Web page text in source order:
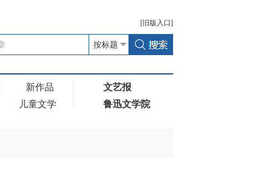
[ 旧版 入口]
新作品
儿童文学
文艺报
鲁迅文学院